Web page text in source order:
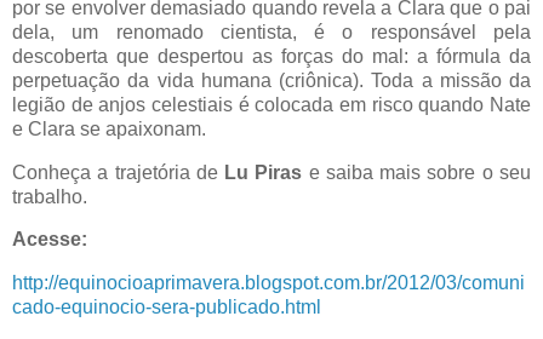
por se envolver demasiado quando revela a Clara que o pai
dela, um renomado cientista, é o responsável pela
descoberta que despertou as forças do mal: a fórmula da
perpetuação da vida humana (criônica). Toda a missão da
legião de anjos celestiais é colocada em risco quando Nate
e Clara se apaixonam.
Conheça a trajetória de Lu Piras e saiba mais sobre o seu
trabalho.
Acesse:
http://equinocioaprimavera.blogspot.com.br/2012/03/comuni
cado-equinocio-sera-publicado.html